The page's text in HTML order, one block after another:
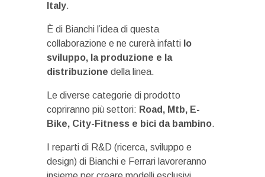
Italy.
È di Bianchi l’idea di questa
collaborazione e ne curerà infatti lo
sviluppo, la produzione e la
distribuzione della linea.
Le diverse categorie di prodotto
copriranno più settori: Road, Mtb, E-
Bike, City-Fitness e bici da bambino.
I reparti di R&D (ricerca, sviluppo e
design) di Bianchi e Ferrari lavoreranno